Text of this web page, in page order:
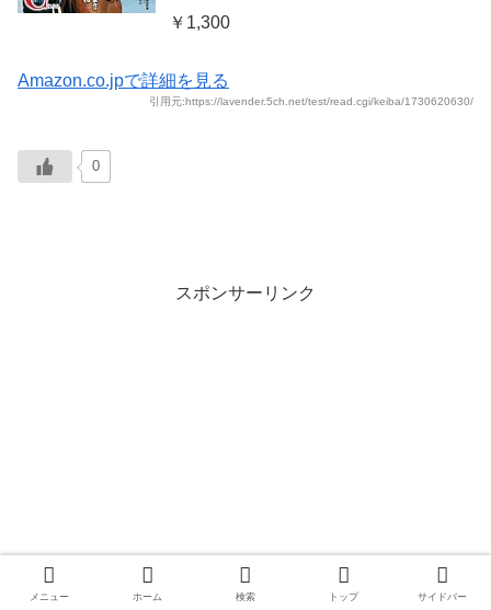
￥1,300
Amazon.co.jpで詳細を見る
引用元:https://lavender.5ch.net/test/read.cgi/keiba/1730620630/
0
スポンサーリンク
メニュー ホーム 検索 トップ サイドバー